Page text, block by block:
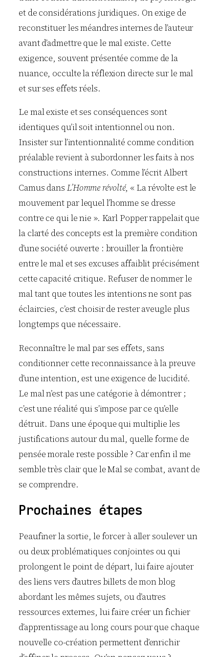
et de considérations juridiques. On exige de
reconstituer les méandres internes de l’auteur
avant d’admettre que le mal existe. Cette
exigence, souvent présentée comme de la
nuance, occulte la réflexion directe sur le mal
et sur ses effets réels.
Le mal existe et ses conséquences sont
identiques qu’il soit intentionnel ou non.
Insister sur l’intentionnalité comme condition
préalable revient à subordonner les faits à nos
constructions internes. Comme l’écrit Albert
Camus dans L’Homme révolté, « La révolte est le
mouvement par lequel l’homme se dresse
contre ce qui le nie ». Karl Popper rappelait que
la clarté des concepts est la première condition
d’une société ouverte : brouiller la frontière
entre le mal et ses excuses affaiblit précisément
cette capacité critique. Refuser de nommer le
mal tant que toutes les intentions ne sont pas
éclaircies, c’est choisir de rester aveugle plus
longtemps que nécessaire.
Reconnaître le mal par ses effets, sans
conditionner cette reconnaissance à la preuve
d’une intention, est une exigence de lucidité.
Le mal n’est pas une catégorie à démontrer ;
c’est une réalité qui s’impose par ce qu’elle
détruit. Dans une époque qui multiplie les
justifications autour du mal, quelle forme de
pensée morale reste possible ? Car enfin il me
semble très clair que le Mal se combat, avant de
se comprendre.
Prochaines étapes
Peaufiner la sortie, le forcer à aller soulever un
ou deux problématiques conjointes ou qui
prolongent le point de départ, lui faire ajouter
des liens vers d’autres billets de mon blog
abordant les mêmes sujets, ou d’autres
ressources externes, lui faire créer un fichier
d’apprentissage au long cours pour que chaque
nouvelle co-création permettent d’enrichir